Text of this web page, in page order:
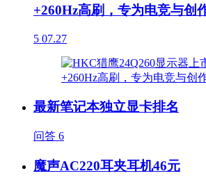
+260Hz高刷，专为电竞与创
5 07.27
最新笔记本独立显卡排名
问答 6
魔声AC220耳夹耳机46元